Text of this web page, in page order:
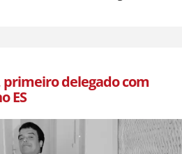
primeiro delegado com
ES